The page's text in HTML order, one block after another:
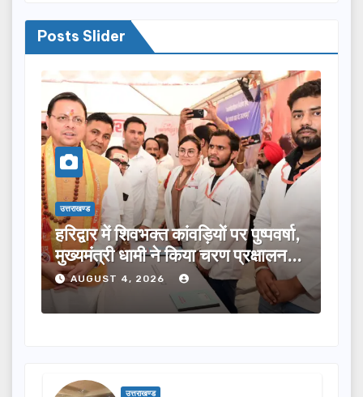
Posts Slider
उत्तराखण्ड
मुख्यमंत्री ने विभिन्न विकास योजनाओं के
लिए ₹5 करोड़ की वित्तीय स्वीकृति दी…
AUGUST 4, 2026
उत्तराखण्ड